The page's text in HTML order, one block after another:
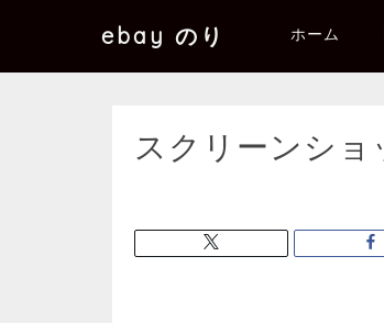
ebay のり ホーム
スクリーンシ